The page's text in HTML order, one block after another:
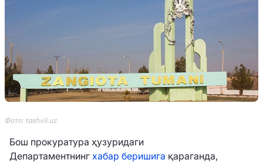
Фото: tashvil.uz
Бош прокуратура ҳузуридаги
Департаментнинг хабар беришига қараганда,